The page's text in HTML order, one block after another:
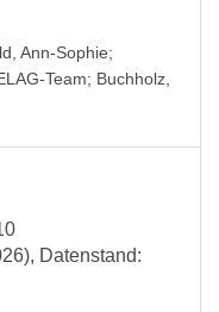
Ann-Sophie;
Team; Buchholz,
Datenstand: